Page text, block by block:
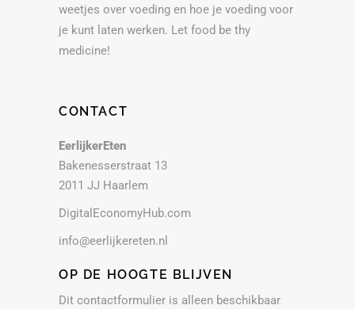
weetjes over voeding en hoe je voeding voor
je kunt laten werken. Let food be thy
medicine!
CONTACT
EerlijkerEten
Bakenesserstraat 13
2011 JJ Haarlem
DigitalEconomyHub.com
info@eerlijkereten.nl
OP DE HOOGTE BLIJVEN
Dit contactformulier is alleen beschikbaar